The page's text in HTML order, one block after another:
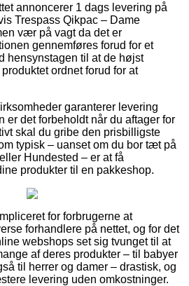
annoncerer 1 dags levering på
Trespass Qikpac – Dame
vær på vagt da det er
gennemføres forud for et
hensynstagen til at de højst
ordnet forud for at
garanterer levering
er det forbeholdt når du aftager for
skal du gribe den prisbilligste
typisk – uanset om du bor tæt på
Hundested – er at få
produkter til en pakkeshop.
for forbrugerne at
forhandlere på nettet, og for det
webshops set sig tvunget til at
af deres produkter – til babyer
til herrer og damer – drastisk, og
levering uden omkostninger.